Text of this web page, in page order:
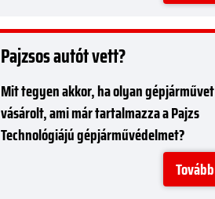
Pajzsos autót vett?
Mit tegyen akkor, ha olyan gépjárművet
vásárolt, ami már tartalmazza a Pajzs
Technológiájú gépjárművédelmet?
Tovább